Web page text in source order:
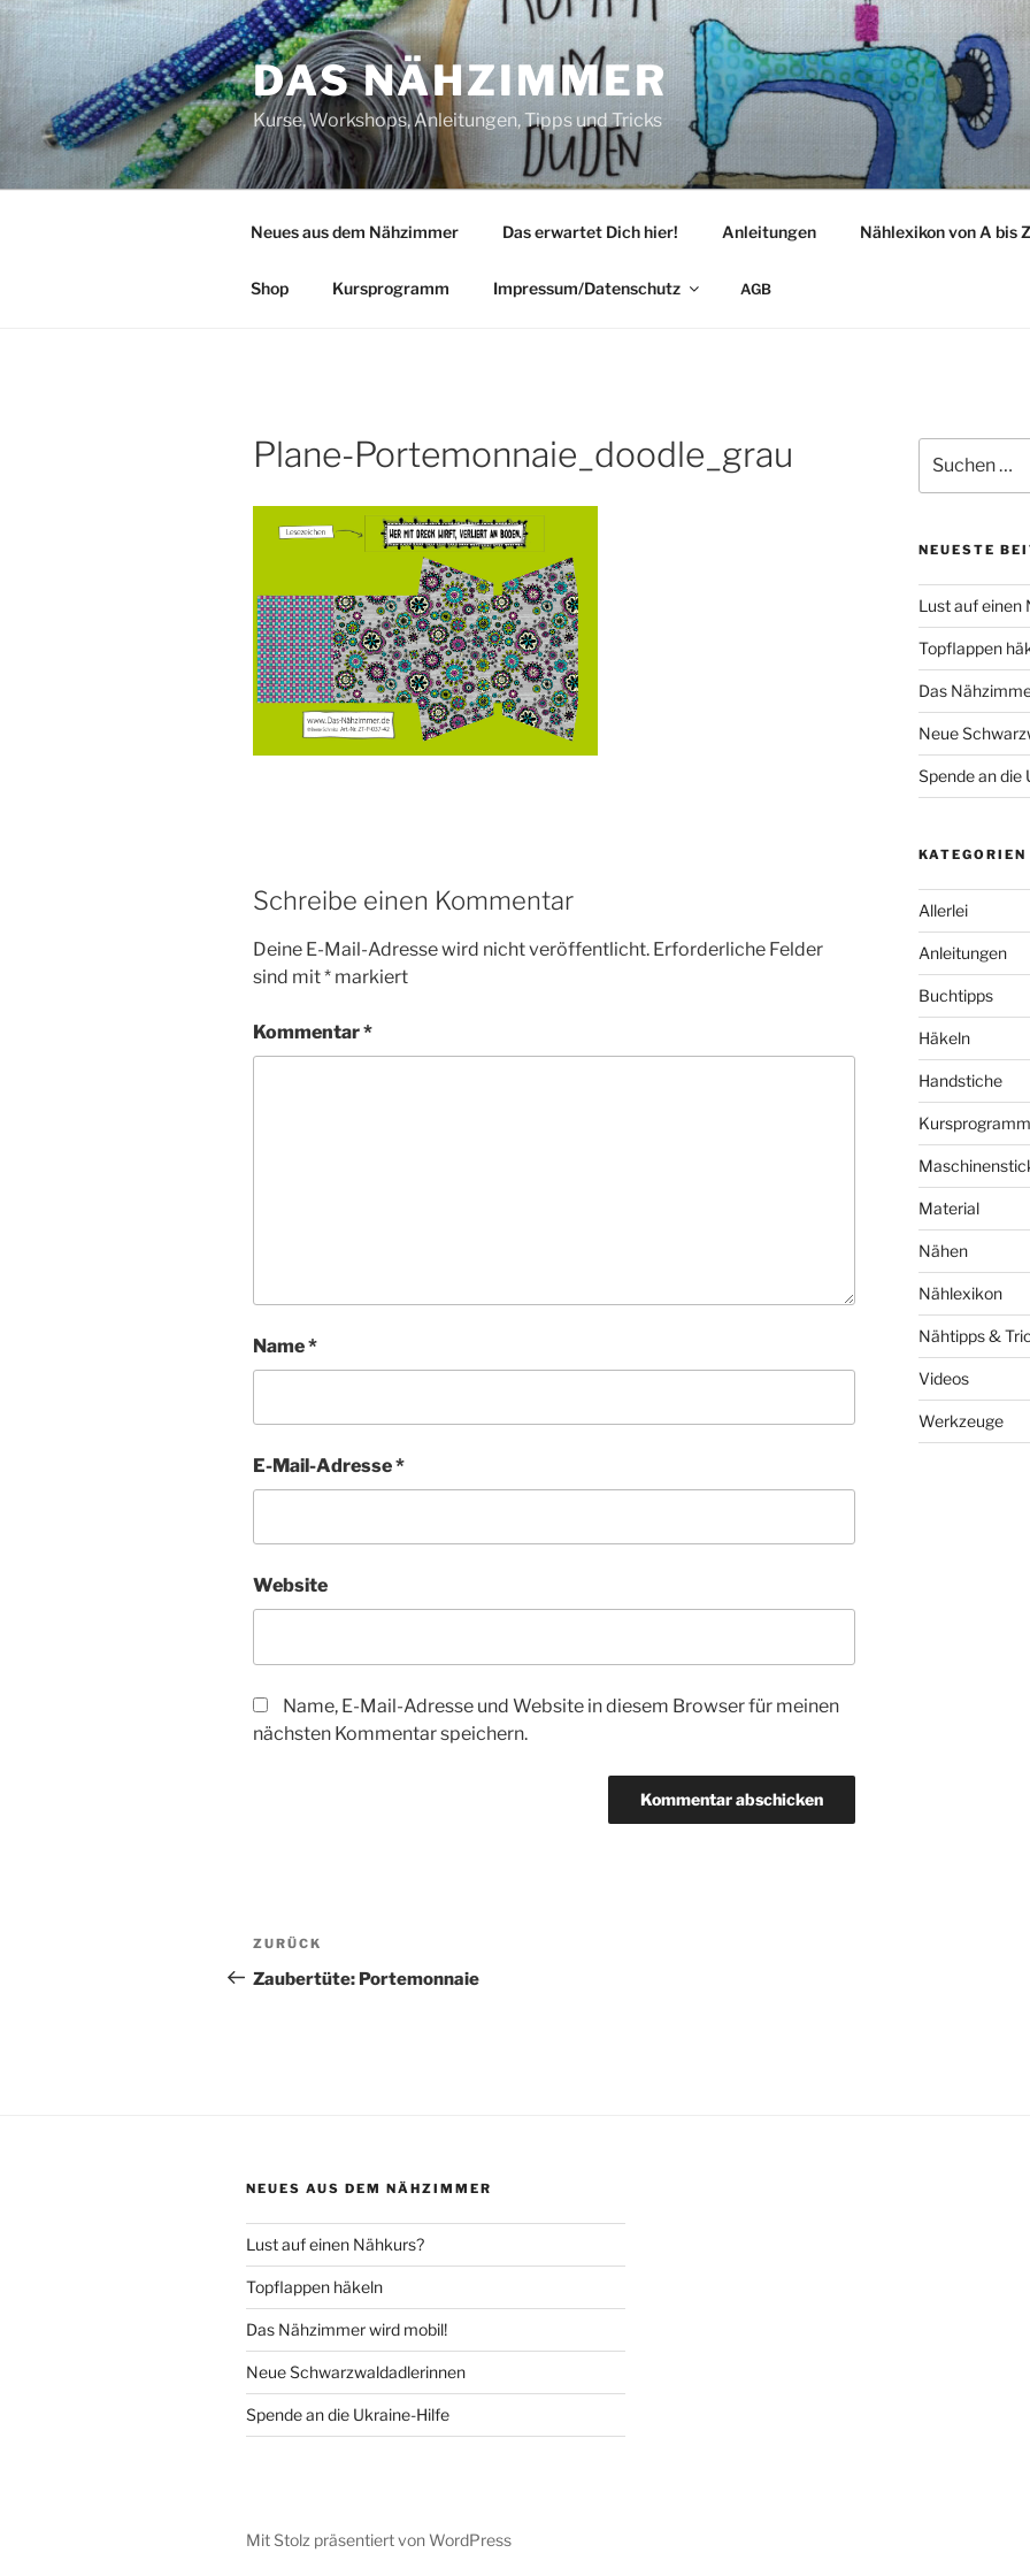
Zum
Inhalt
springen
DAS NÄHZIMMER
Kurse, Workshops, Anleitungen, Tipps und Tricks
Neues aus dem Nähzimmer Das erwartet Dich hier! Anleitungen Nählexikon von A bis Z
Shop Kursprogramm Impressum/Datenschutz AGB
Plane-Portemonnaie_doodle_grau
Schreibe einen Kommentar
Deine E-Mail-Adresse wird nicht veröffentlicht. Erforderliche Felder
sind mit* markiert
Kommentar*
Name*
E-Mail-Adresse*
Website
Name, E-Mail-Adresse und Website in diesem Browser für meinen
nächsten Kommentar speichern.
Beitragsnavigation
Vorheriger
Beitrag
ZURÜCK
Zaubertüte: Portemonnaie
nach:
NEUESTE
Lust auf einen
Topflappen
Das
Neue
Spende an die
KATEGORIEN
Allerlei
Anleitungen
Buchtipps
Häkeln
Handstiche
Kursprogramm
Material
Nähen
Nählexikon
Nähtipps &
Videos
Werkzeuge
NEUES AUS DEM NÄHZIMMER
Lust auf einen Nähkurs?
Topflappen häkeln
Das Nähzimmer wird mobil!
Neue Schwarzwaldadlerinnen
Spende an die Ukraine-Hilfe
Mit Stolz präsentiert von WordPress